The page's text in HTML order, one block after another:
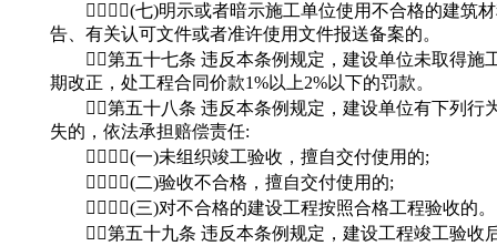
(七)明示或者暗示施工单位使用不合格的建筑材
告、有关认可文件或者准许使用文件报送备案的。
第五十七条 违反本条例规定，建设单位未取得施
期改正，处工程合同价款1%以上2%以下的罚款。
第五十八条 违反本条例规定，建设单位有下列行
失的，依法承担赔偿责任:
(一)未组织竣工验收，擅自交付使用的;
(二)验收不合格，擅自交付使用的;
(三)对不合格的建设工程按照合格工程验收的。
第五十九条 违反本条例规定，建设工程竣工验收